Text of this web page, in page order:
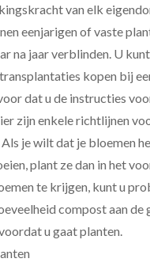
van elk
eenjarigen of vaste
na jaar verblinden. U
kopen bij
dat u de instructies
zijn enkele richtlijnen
je wilt dat je bloemen
plant ze dan in het
te krijgen, kunt u
compost aan de
u gaat planten.